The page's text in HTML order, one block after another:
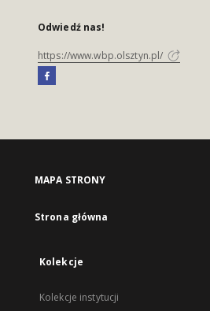
Odwiedź nas!
https://www.wbp.olsztyn.pl/
MAPA STRONY
Strona główna
Kolekcje
Kolekcje instytucji